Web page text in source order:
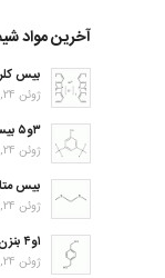
آخرین مواد
بیس کلراید
ژوئن 24, 2019 - 12:55 ب.ظ
۳و۵ بیس آنیلین| ۸۴۱۱۴۴
ژوئن 24, 2019 - 12:45 ب.ظ
بیس متان|
ژوئن 24, 2019 - 12:31 ب.ظ
۱و۴ بنزن| ۸۴۱۶۸۳
ژوئن 24, 2019 - 12:25 ب.ظ